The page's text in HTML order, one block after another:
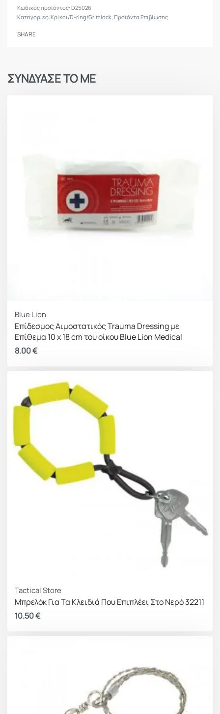
D25026
Κατηγορίες:Κρίκοι/D-ring/Grimlock, Προϊόντα Επιβίωσης
SHARE
ΣΥΝΔΥΑΣΕ ΤΟ ΜΕ
Blue Lion
Επίδεσμος Αιμοστατικός Trauma Dressing με
Επίθεμα 10 x 18 cm του οίκου Blue Lion Medical
8.00€
Tactical Store
Μπρελόκ Για Τα Κλειδιά Που Επιπλέει Στο Νερό 32211
10.50€